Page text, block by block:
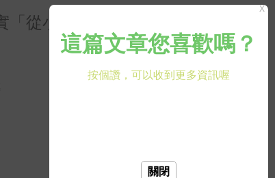
從小開始運動的孩子」長大更
X
關閉